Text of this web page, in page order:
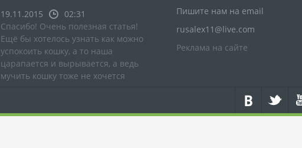
19.11.2015
02:31
Спасибо! Очень полезная статья!
Ещё бы хотелось узнать как можно
успокоить кошку, а то наша
царапается и вырывается, а ведь
мучить кошку тоже не хочется
Пишите нам на email
rusalex11@live.com
Реклама на сайте